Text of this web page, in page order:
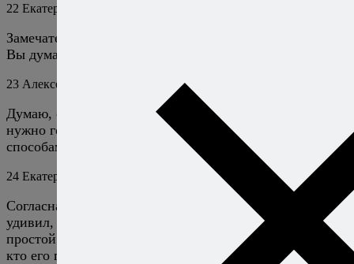
22 Екатерина
Замечательный пирог. Но, сезон слив проходит. Как
Вы думаете чем можно их заменить?
23 Алексей Онегин 11 декабря 2024
Думаю, сливы в сливовом пироге заменять не нужно, а
нужно готовить сезонные ингредиенты теми
способами, которые подходят для них лучше всего. :)
24 Екатерина Ответить
Согласна, но пирог настолько вкусный и так меня
удивил, что не хочется его лишиться. Совершенно
простой набор ингредиентов, а съедает я на ура всеми,
кто его пробовал. Честно говоря такое редко бывает.